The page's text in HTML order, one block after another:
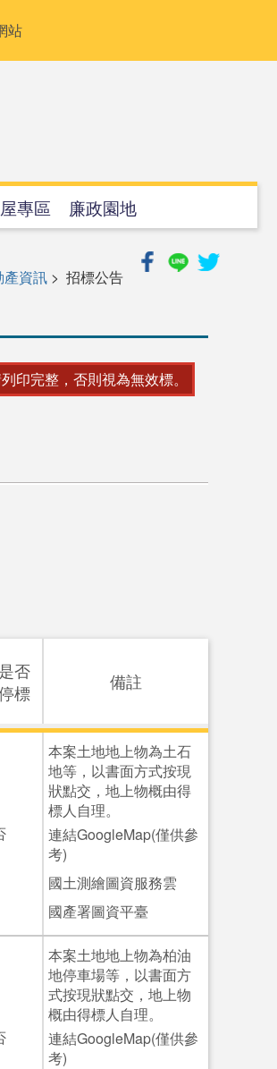
站
專區 廉政園地
產資訊 > 招標公告
印完整，否則視為無效標。
是否
標
備註
本案土地地上物為土石
地等，以書面方式按現
狀點交，地上物概由得
標人自理。
連結GoogleMap(僅供參
考)
國土測繪圖資服務雲
國產署圖資平臺
本案土地地上物為柏油
地停車場等，以書面方
式按現狀點交，地上物
概由得標人自理。
連結GoogleMap(僅供參
考)